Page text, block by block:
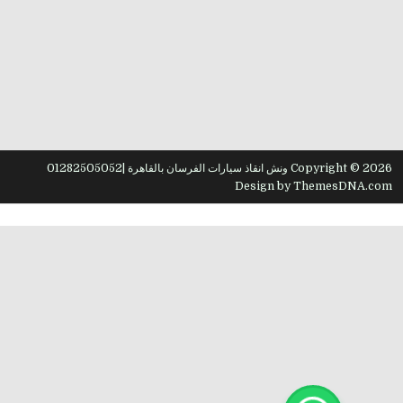
Copyright © 2026 ونش انقاذ سيارات الفرسان بالقاهرة |01282505052
Design by ThemesDNA.com